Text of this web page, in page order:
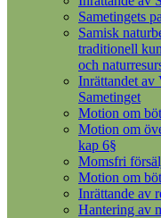
Sametingets
Samisk
traditionell
och
Inrättandet av
Sametinget
Motion om
Motion om
kap 6§
Momsfri
Motion om
Inrättande av
Hantering av